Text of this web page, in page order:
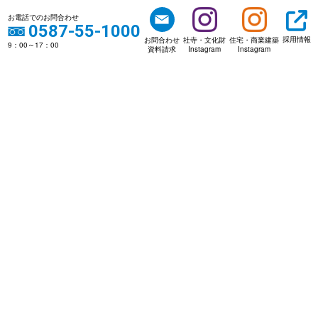
お電話でのお問合わせ
0587-55-1000
9：00～17：00
お問合わせ
資料請求
社寺・文化財
Instagram
住宅・商業建築
Instagram
採用情報